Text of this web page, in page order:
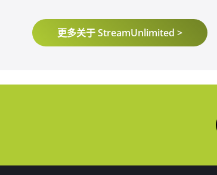
更多关于 StreamUnlimited >